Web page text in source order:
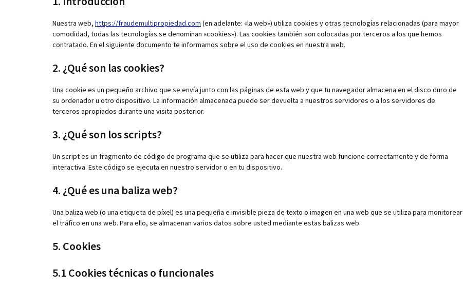
Nuestra web, https://fraudemultipropiedad.com (en adelante: «la web») utiliza cookies y otras tecnologías relacionadas (para mayor
comodidad, todas las tecnologías se denominan «cookies»). Las cookies también son colocadas por terceros a los que hemos
contratado. En el siguiente documento te informamos sobre el uso de cookies en nuestra web.
2. ¿Qué son las cookies?
Una cookie es un pequeño archivo que se envía junto con las páginas de esta web y que tu navegador almacena en el disco duro de
su ordenador u otro dispositivo. La información almacenada puede ser devuelta a nuestros servidores o a los servidores de
terceros apropiados durante una visita posterior.
3. ¿Qué son los scripts?
Un script es un fragmento de código de programa que se utiliza para hacer que nuestra web funcione correctamente y de forma
interactiva. Este código se ejecuta en nuestro servidor o en tu dispositivo.
4. ¿Qué es una baliza web?
Una baliza web (o una etiqueta de píxel) es una pequeña e invisible pieza de texto o imagen en una web que se utiliza para monitorear
el tráfico en una web. Para ello, se almacenan varios datos sobre usted mediante estas balizas web.
5. Cookies
5.1 Cookies técnicas o funcionales